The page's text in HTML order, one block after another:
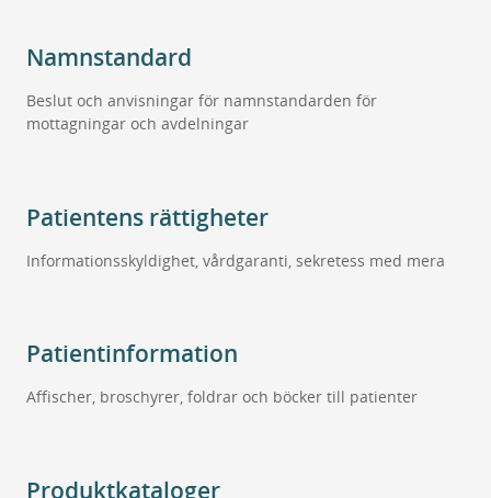
Namnstandard
Beslut och anvisningar för namnstandarden för
mottagningar och avdelningar
Patientens rättigheter
Informationsskyldighet, vårdgaranti, sekretess med mera
Patientinformation
Affischer, broschyrer, foldrar och böcker till patienter
Produktkataloger